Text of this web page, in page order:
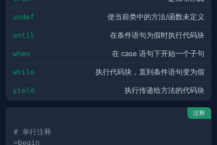
undef 使当前类中的方法/函数未定义
until 在条件语句为假时执行代码块
when 在 case 语句下开始一个子句
while 执行代码块，直到条件语句变为假
yield 执行传递给方法的代码块
注释
# 单行注释